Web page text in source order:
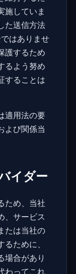
施していま
た送信方法
はありませ
護するため
るよう努め
することは
適用法の要
よび関係当
イダー
ため、当社
、サービス
たは当社の
ために、
場合があり
わってこれ